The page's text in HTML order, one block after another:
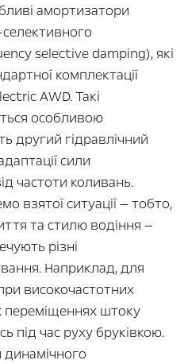
амортизатори
selective damping), які
комплектації
AWD. Такі
особливою
другий гідравлічний
сили
частоти коливань.
взятої ситуації — тобто,
та стилю водіння —
різні
Наприклад, для
високочастотних
переміщеннях штоку
під час руху бруківкою.